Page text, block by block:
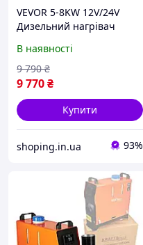
VEVOR 5-8KW 12V/24V
Дизельний нагрівач
дизельний підігрівач
повітря з Bluetooth
Application Control,
В наявності
9 770₴
9 790 ₴
Купити
shoping.in.ua 93%